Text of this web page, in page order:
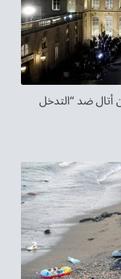
أتال ضد “التدخل